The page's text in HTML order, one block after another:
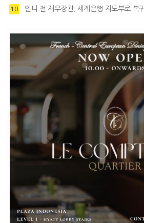
10 인니 전 재무장관, 세계은행 지도부로 복귀